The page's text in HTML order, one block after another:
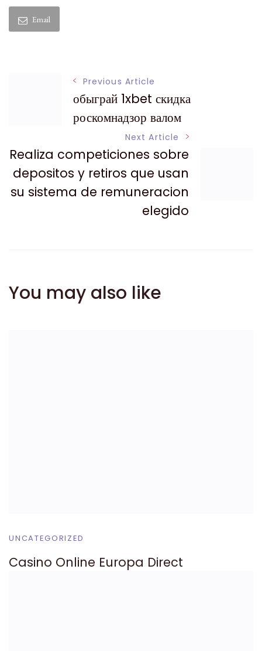
Email
Navigation
Previous Article
обыграй 1xbet скидка
роскомнадзор валом
Next Article
Realiza competiciones sobre
depositos y retiros que usan
su sistema de remuneracion
elegido
You may also like
UNCATEGORIZED
Casino Online Europa Direct